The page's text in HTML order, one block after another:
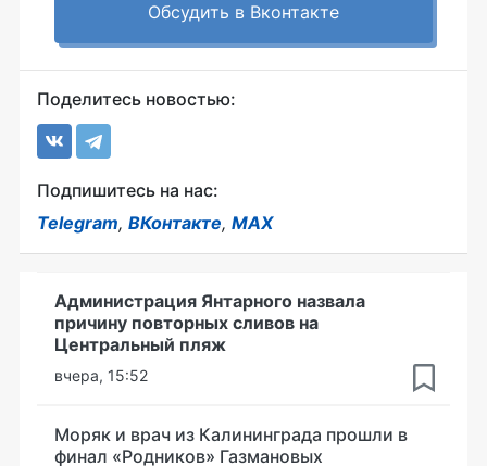
Обсудить в Вконтакте
Поделитесь новостью:
Подпишитесь на нас:
Telegram, ВКонтакте, MAX
Администрация Янтарного назвала
причину повторных сливов на
Центральный пляж
вчера, 15:52
Моряк и врач из Калининграда прошли в
финал «Родников» Газмановых